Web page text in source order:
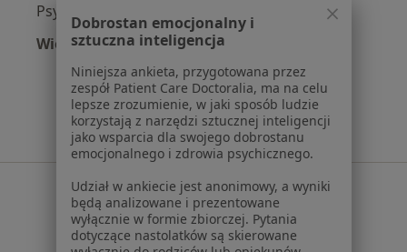
Psycholodzy w Krakowie
Więcej (15)
Więcej w kategorii: Popularne specjalizacje
Serwis
Regulamin
Polityka prywatności pacjentów
Dobrostan emocjonalny i
sztuczna inteligencja
Niniejsza ankieta, przygotowana przez
zespół Patient Care Doctoralia, ma na celu
lepsze zrozumienie, w jaki sposób ludzie
korzystają z narzędzi sztucznej inteligencji
jako wsparcia dla swojego dobrostanu
emocjonalnego i zdrowia psychicznego.
Udział w ankiecie jest anonimowy, a wyniki
będą analizowane i prezentowane
wyłącznie w formie zbiorczej. Pytania
dotyczące nastolatków są skierowane